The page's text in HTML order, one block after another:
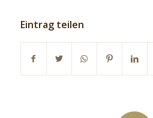
Eintrag teilen